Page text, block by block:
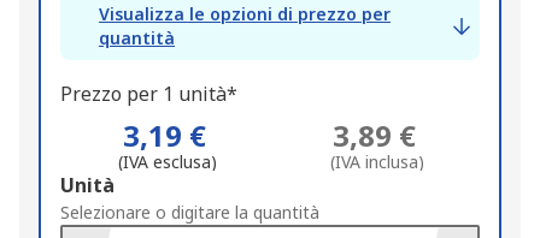
Visualizza le opzioni di prezzo per
quantità
Prezzo per 1 unità*
3,19 €
(IVA esclusa)
3,89 €
(IVA inclusa)
Add
to
Unità
Selezionare o digitare la quantità